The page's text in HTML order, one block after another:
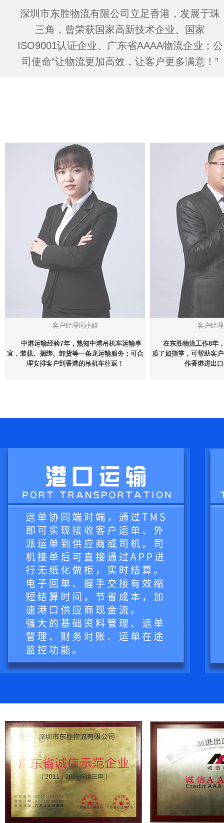
深圳市东胜物流有限公司立足香港，发展于珠
三角，曾荣获国家高新技术企业、国家
ISO9001认证企业、广东省AAAA物流企业；公
司使命“让物流更加高效，让客户更多满意！”
客户经理周小姐
中港运输经验7年，熟知中港吊机车运输事
宜，装载、捆绑、卸货等一条龙运输服务；可合
理安排客户到香港的吊机车往返！
客户经
在东胜物流工作8年
质了如指掌，可帮助客
作香港进出